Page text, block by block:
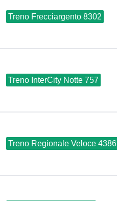
Treno Frecciargento 8302
Treno InterCity Notte 757
Treno Regionale Veloce 4386